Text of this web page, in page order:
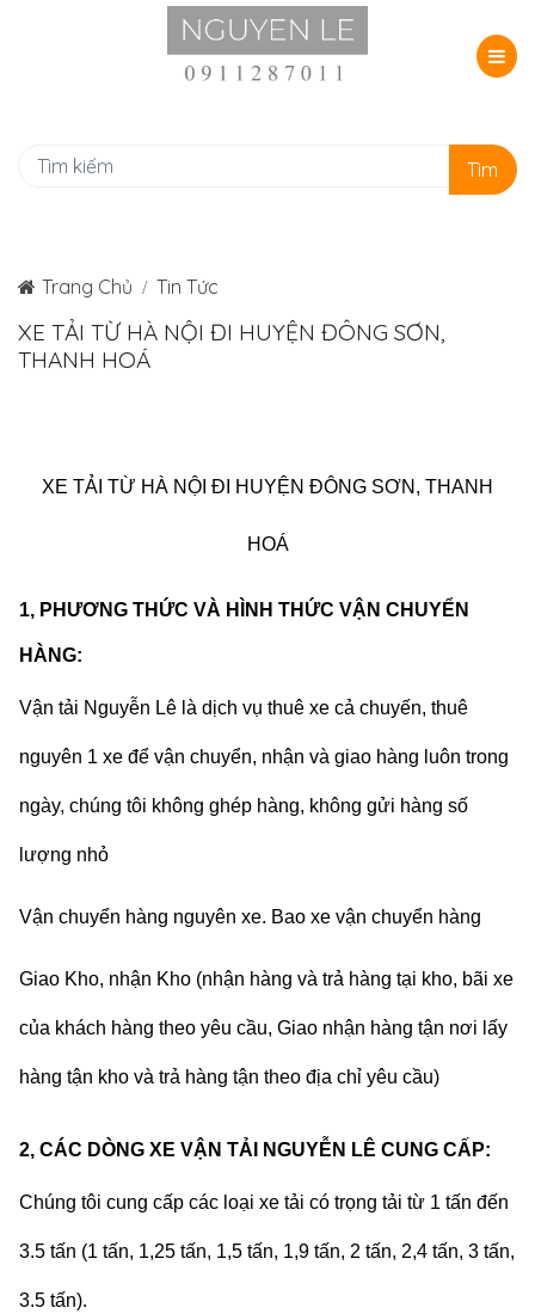
Tìm
Trang Chủ Tin Tức
XE TẢI TỪ HÀ NỘI ĐI HUYỆN ĐÔNG SƠN,
THANH HOÁ
XE TẢI TỪ HÀ NỘI ĐI HUYỆN ĐÔNG SƠN, THANH
HOÁ
1, PHƯƠNG THỨC VÀ HÌNH THỨC VẬN CHUYỂN
HÀNG:
Vận tải Nguyễn Lê là dịch vụ thuê xe cả chuyến, thuê
nguyên 1 xe để vận chuyển, nhận và giao hàng luôn trong
ngày, chúng tôi không ghép hàng, không gửi hàng số
lượng nhỏ
Vận chuyển hàng nguyên xe. Bao xe vận chuyển hàng
Giao Kho, nhận Kho (nhận hàng và trả hàng tại kho, bãi xe
của khách hàng theo yêu cầu, Giao nhận hàng tận nơi lấy
hàng tận kho và trả hàng tận theo địa chỉ yêu cầu)
2, CÁC DÒNG XE VẬN TẢI NGUYỄN LÊ CUNG CẤP:
Chúng tôi cung cấp các loại xe tải có trọng tải từ 1 tấn đến
3.5 tấn (1 tấn, 1,25 tấn, 1,5 tấn, 1,9 tấn, 2 tấn, 2,4 tấn, 3 tấn,
3.5 tấn).